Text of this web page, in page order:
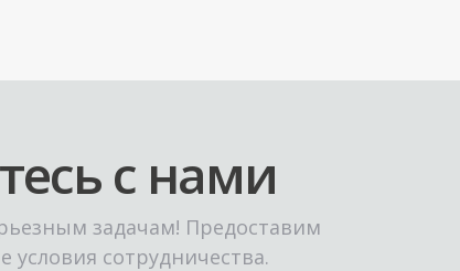
с нами
задачам! Предоставим
сотрудничества.